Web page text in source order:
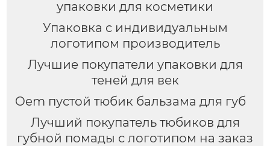
упаковки для косметики
Упаковка с индивидуальным
логотипом производитель
Лучшие покупатели упаковки для
теней для век
Oem пустой тюбик бальзама для губ
Лучший покупатель тюбиков для
губной помады с логотипом на заказ